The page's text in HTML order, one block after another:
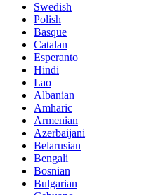
Swedish
Polish
Basque
Catalan
Esperanto
Hindi
Lao
Albanian
Amharic
Armenian
Azerbaijani
Belarusian
Bengali
Bosnian
Bulgarian